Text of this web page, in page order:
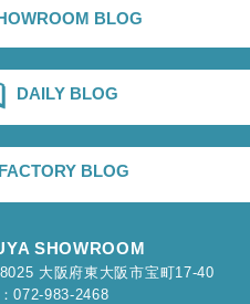
BLOG
DAILY BLOG
FACTORY BLOG
SHOWROOM
大阪府東大阪市宝町17-40
072-983-2468